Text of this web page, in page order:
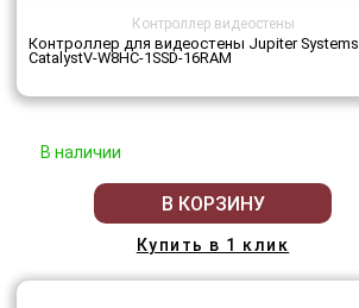
Контроллер видеостены
Контроллер для видеостены Jupiter Systems
CatalystV-W8HC-1SSD-16RAM
В наличии
В КОРЗИНУ
Купить в 1 клик